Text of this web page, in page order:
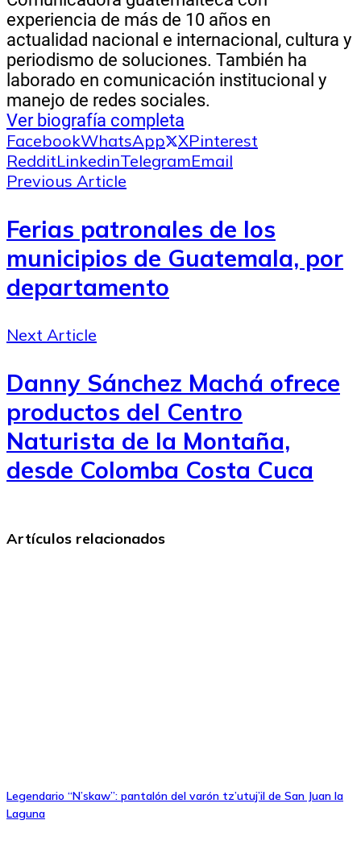
experiencia de más de 10 años en
actualidad nacional e internacional, cultura y
periodismo de soluciones. También ha
laborado en comunicación institucional y
manejo de redes sociales.
Ver biografía completa
FacebookWhatsApp XPinterest
RedditLinkedinTelegramEmail
Previous Article
Ferias patronales de los
municipios de Guatemala, por
departamento
Next Article
Danny Sánchez Machá ofrece
productos del Centro
Naturista de la Montaña,
desde Colomba Costa Cuca
Artículos relacionados
Legendario “N’skaw”: pantalón del varón tz’utuj’il de San Juan la
Laguna